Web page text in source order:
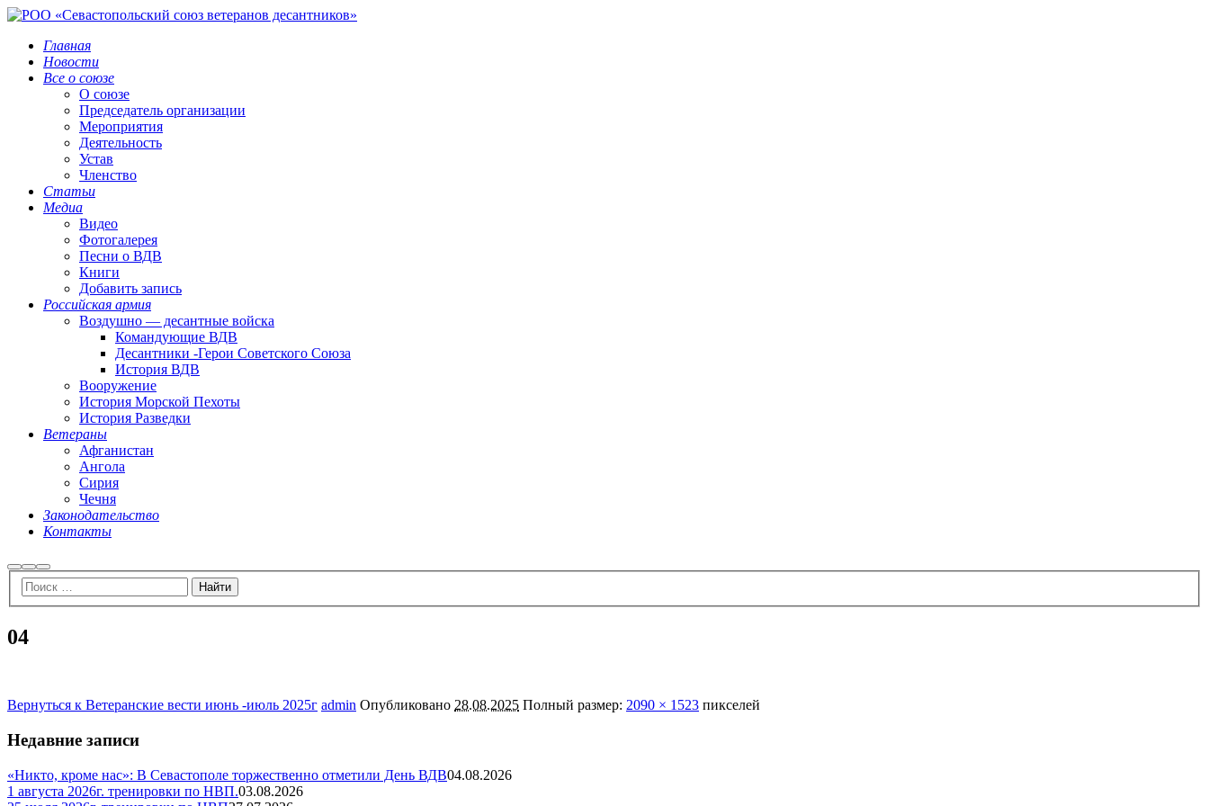
Главная
Новости
Все о союзе
О союзе
Председатель организации
Мероприятия
Деятельность
Устав
Членство
Статьи
Медиа
Видео
Фотогалерея
Песни о ВДВ
Книги
Добавить запись
Российская армия
Воздушно — десантные войска
Командующие ВДВ
Десантники -Герои Советского Союза
История ВДВ
Вооружение
История Морской Пехоты
История Разведки
Ветераны
Афганистан
Ангола
Сирия
Чечня
Законодательство
Контакты
НайтиБольше
информации
Главное
меню
04
Вернуться к Ветеранские вести июнь -июль 2025г admin Опубликовано 28.08.2025 Полный размер: 2090 × 1523 пикселей
Недавние записи
«Никто, кроме нас»: В Севастополе торжественно отметили День ВДВ04.08.2026
1 августа 2026г. тренировки по НВП.03.08.2026